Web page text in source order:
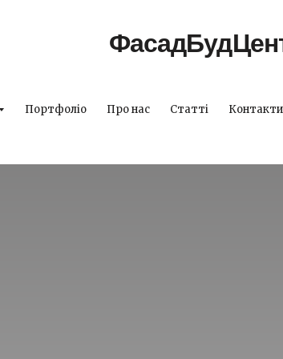
Портфоліо Про нас Статті Контакти